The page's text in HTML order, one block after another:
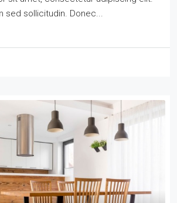
sed sollicitudin. Donec...